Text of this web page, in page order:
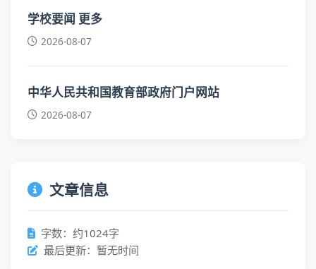
学校要闻 更多
2026-08-07
中华人民共和国教育部政府门户网站
2026-08-07
文章信息
字数：约1024字
最后更新：暂无时间